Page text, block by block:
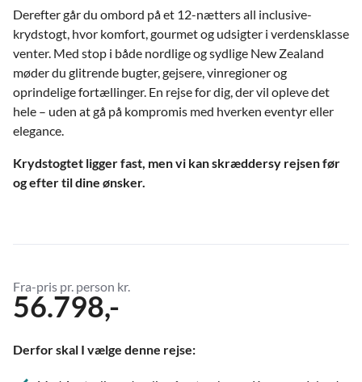
Derefter går du ombord på et 12-nætters all inclusive-
krydstogt, hvor komfort, gourmet og udsigter i verdensklasse
venter. Med stop i både nordlige og sydlige New Zealand
møder du glitrende bugter, gejsere, vinregioner og
oprindelige fortællinger. En rejse for dig, der vil opleve det
hele – uden at gå på kompromis med hverken eventyr eller
elegance.
Krydstogtet ligger fast, men vi kan skræddersy rejsen før
og efter til dine ønsker.
Fra-pris pr. person kr.
56.798,-
Derfor skal I vælge denne rejse: